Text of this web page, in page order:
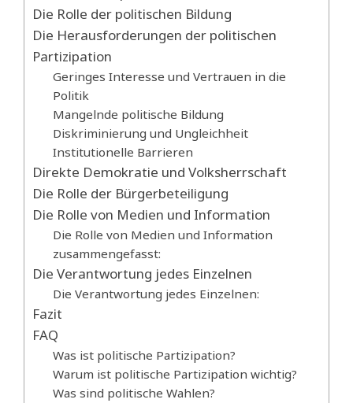
Die Rolle der politischen Bildung
Die Herausforderungen der politischen
Partizipation
Geringes Interesse und Vertrauen in die
Politik
Mangelnde politische Bildung
Diskriminierung und Ungleichheit
Institutionelle Barrieren
Direkte Demokratie und Volksherrschaft
Die Rolle der Bürgerbeteiligung
Die Rolle von Medien und Information
Die Rolle von Medien und Information
zusammengefasst:
Die Verantwortung jedes Einzelnen
Die Verantwortung jedes Einzelnen:
Fazit
FAQ
Was ist politische Partizipation?
Warum ist politische Partizipation wichtig?
Was sind politische Wahlen?